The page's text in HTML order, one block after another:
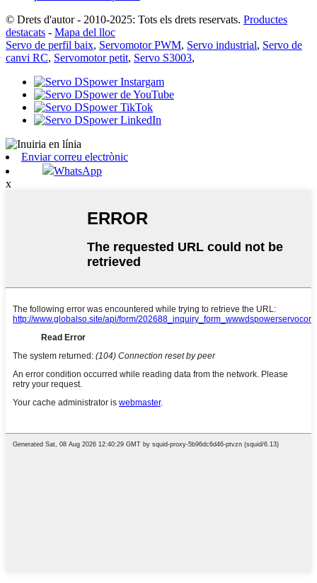
© Drets d'autor - 2010-2025: Tots els drets reservats. Productes
destacats - Mapa del lloc
Servo de perfil baix, Servomotor PWM, Servo industrial, Servo de
canvi RC, Servomotor petit, Servo S3003,
Enviar correu electrònic
WhatsApp
x